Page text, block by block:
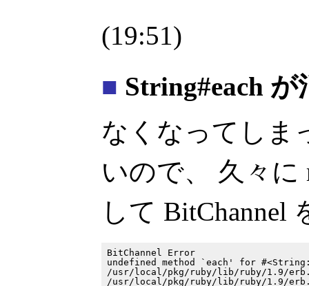
(19:51)
■ String#each
なくなってしま
いので、 久々
して BitChannel
BitChannel Error
undefined method `each' for
/usr/local/pkg/ruby/lib/ruby/1.9/
/usr/local/pkg/ruby/lib/ruby/1.9/